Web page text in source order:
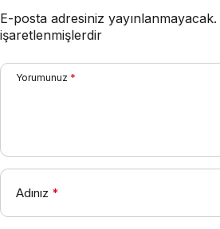
E-posta adresiniz yayınlanmayacak.
işaretlenmişlerdir
Yorumunuz *
Adınız *